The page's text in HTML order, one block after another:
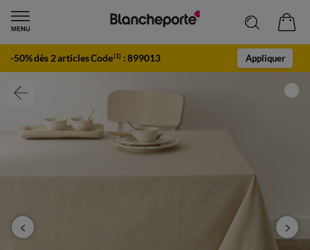
-50% dès 2 articles Code(1) :899013 Appliquer